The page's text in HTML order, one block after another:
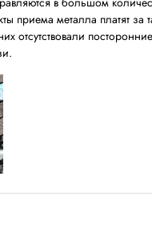
приема металла платят
отсутствовали